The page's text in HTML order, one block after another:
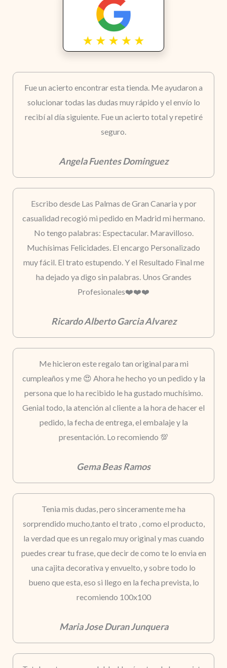
Fue un acierto encontrar esta tienda. Me ayudaron a
solucionar todas las dudas muy rápido y el envío lo
recibí al día siguiente. Fue un acierto total y repetiré
seguro.
Angela Fuentes Dominguez
Escribo desde Las Palmas de Gran Canaria y por
casualidad recogió mi pedido en Madrid mi hermano.
No tengo palabras: Espectacular. Maravilloso.
Muchísimas Felicidades. El encargo Personalizado
muy fácil. El trato estupendo. Y el Resultado Final me
ha dejado ya digo sin palabras. Unos Grandes
Profesionales❤️❤️❤️
Ricardo Alberto Garcia Alvarez
Me hicieron este regalo tan original para mi
cumpleaños y me 😍 Ahora he hecho yo un pedido y la
persona que lo ha recibido le ha gustado muchísimo.
Genial todo, la atención al cliente a la hora de hacer el
pedido, la fecha de entrega, el embalaje y la
presentación. Lo recomiendo 💯
Gema Beas Ramos
Tenia mis dudas, pero sinceramente me ha
sorprendido mucho,tanto el trato , como el producto,
la verdad que es un regalo muy original y mas cuando
puedes crear tu frase, que decir de como te lo envia en
una cajita decorativa y envuelto, y sobre todo lo
bueno que esta, eso si llego en la fecha prevista, lo
recomiendo 100x100
Maria Jose Duran Junquera